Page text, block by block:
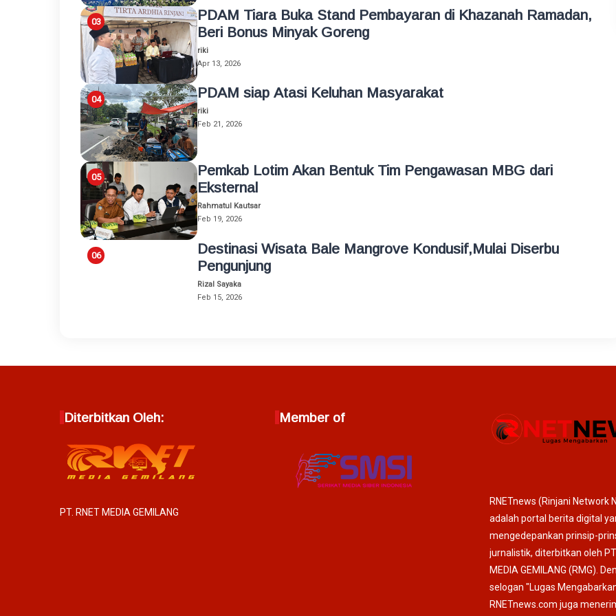
PDAM Tiara Buka Stand Pembayaran di Khazanah Ramadan,
Beri Bonus Minyak Goreng
riki
Apr 13, 2026
PDAM siap Atasi Keluhan Masyarakat
riki
Feb 21, 2026
Pemkab Lotim Akan Bentuk Tim Pengawasan MBG dari
Eksternal
Rahmatul Kautsar
Feb 19, 2026
Destinasi Wisata Bale Mangrove Kondusif,Mulai Diserbu
Pengunjung
Rizal Sayaka
Feb 15, 2026
Diterbitkan Oleh:
PT. RNET MEDIA GEMILANG
Member of
RNETnews (Rinjani Network
adalah portal berita digital
mengedepankan prinsip-
jurnalistik, diterbitkan oleh
MEDIA GEMILANG (RMG).
selogan "Lugas
RNETnews.com juga